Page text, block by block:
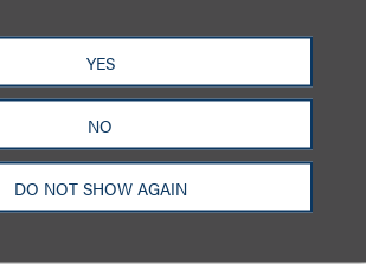
YES
NO
DO NOT SHOW AGAIN
芝加哥
旧金山 泰森斯
代表处
香港
Facebook X
隐私政策 使用条款 订阅中心